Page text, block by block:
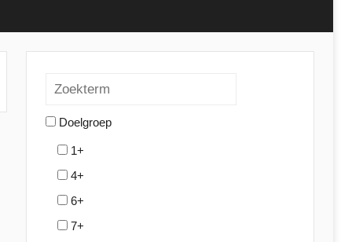
Doelgroep
1+
4+
6+
7+